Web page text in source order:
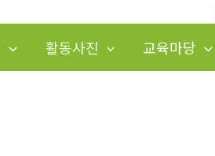
활동사진 교육마당